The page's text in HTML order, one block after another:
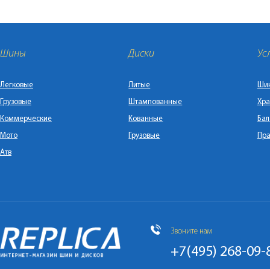
Шины
Легковые
Грузовые
Коммерческие
Мото
Атв
Диски
Литые
Штампованные
Кованные
Грузовые
Звоните нам
+7(495) 268-09-